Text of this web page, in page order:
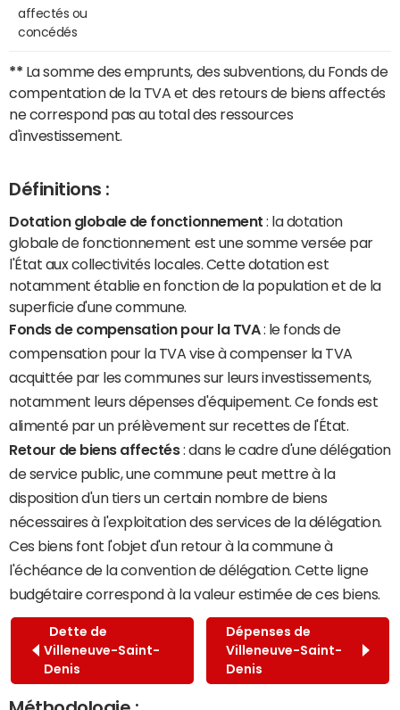
affectés ou
concédés
** La somme des emprunts, des subventions, du Fonds de
compentation de la TVA et des retours de biens affectés
ne correspond pas au total des ressources
d'investissement.
Définitions :
Dotation globale de fonctionnement : la dotation
globale de fonctionnement est une somme versée par
l'État aux collectivités locales. Cette dotation est
notamment établie en fonction de la population et de la
superficie d'une commune.
Fonds de compensation pour la TVA: le fonds de
compensation pour la TVA vise à compenser la TVA
acquittée par les communes sur leurs investissements,
notamment leurs dépenses d'équipement. Ce fonds est
alimenté par un prélèvement sur recettes de l'État.
Retour de biens affectés: dans le cadre d'une délégation
de service public, une commune peut mettre à la
disposition d'un tiers un certain nombre de biens
nécessaires à l'exploitation des services de la délégation.
Ces biens font l'objet d'un retour à la commune à
l'échéance de la convention de délégation. Cette ligne
budgétaire correspond à la valeur estimée de ces biens.
Dette de
Villeneuve-Saint-
Denis
Dépenses de
Villeneuve-Saint-
Denis